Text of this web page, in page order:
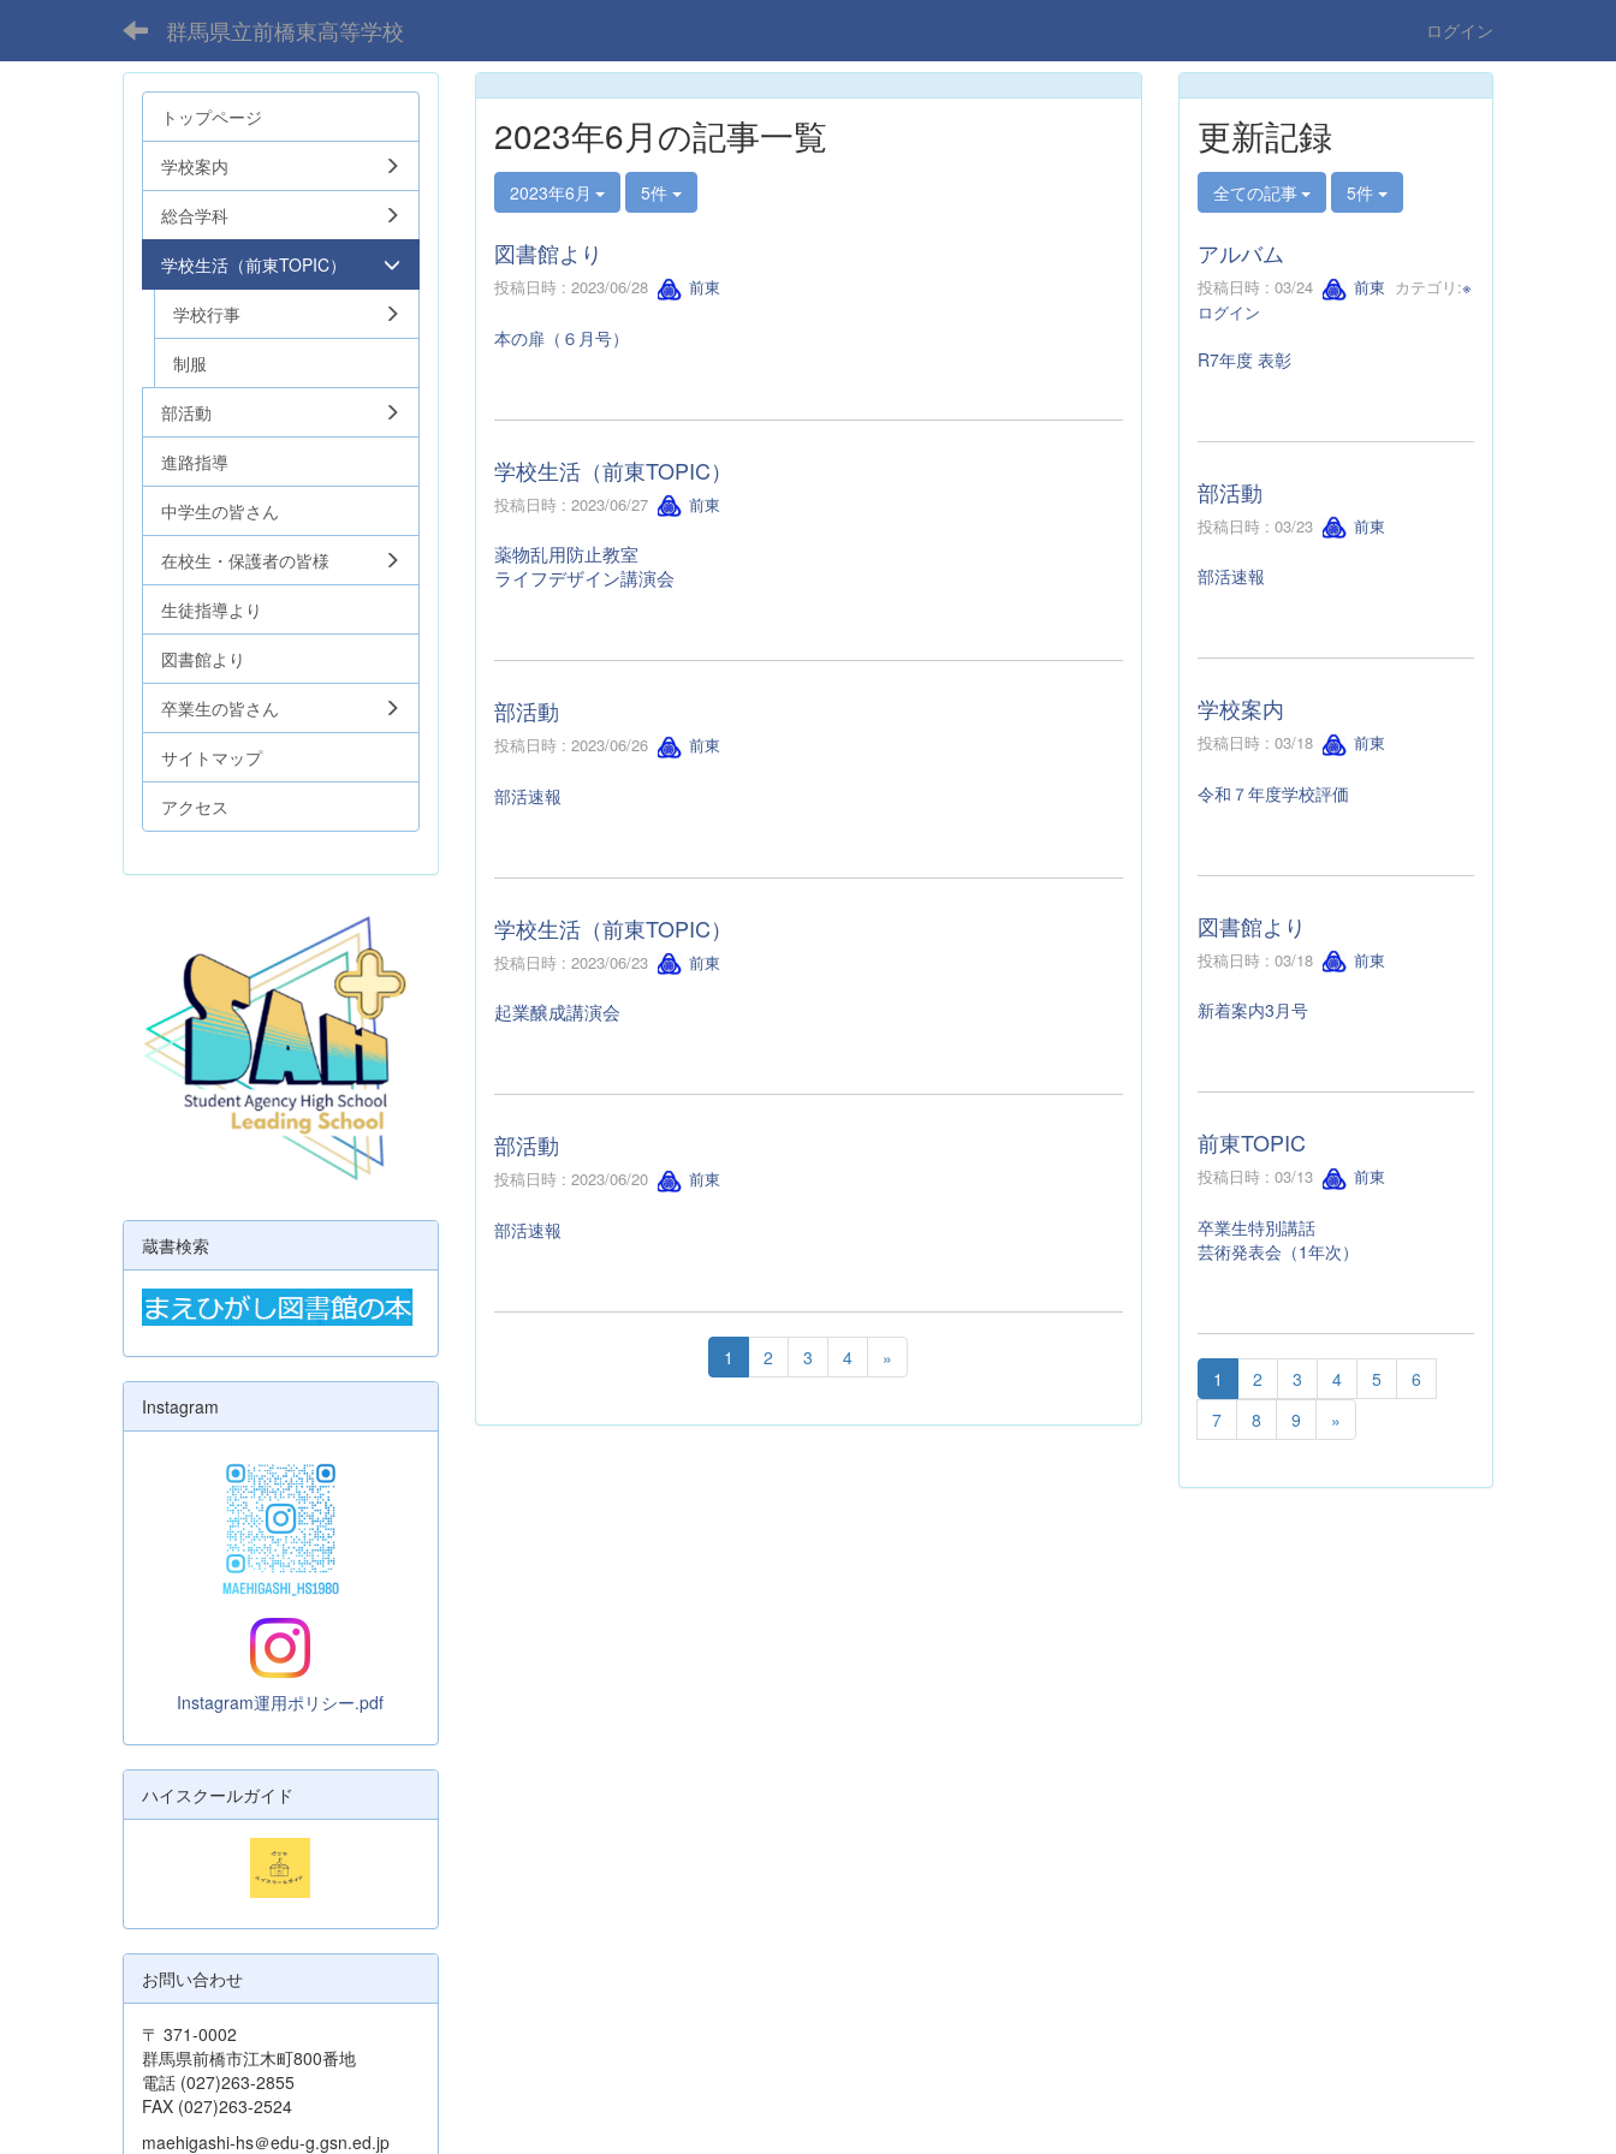
群馬県立前橋東高等学校 ログイン
2023年6月の記事一覧
2023年6月 5件
図書館より
投稿日時 : 2023/06/28 前東
本の扉（６月号）
学校生活（前東TOPIC）
投稿日時 : 2023/06/27 前東
薬物乱用防止教室
ライフデザイン講演会
部活動
投稿日時 : 2023/06/26 前東
部活速報
学校生活（前東TOPIC）
投稿日時 : 2023/06/23 前東
起業醸成講演会
部活動
投稿日時 : 2023/06/20 前東
部活速報
1 2 3 4 »
トップページ
学校案内
総合学科
学校生活（前東TOPIC）
学校行事
制服
部活動
進路指導
中学生の皆さん
在校生・保護者の皆様
生徒指導より
図書館より
卒業生の皆さん
サイトマップ
アクセス
蔵書検索
Instagram
Instagram運用ポリシー.pdf
ハイスクールガイド
お問い合わせ
〒 371-0002
群馬県前橋市江木町800番地
電話 (027)263-2855
FAX (027)263-2524
maehigashi-hs＠edu-g.gsn.ed.jp
更新記録
全ての記事 5件
アルバム
投稿日時 : 03/24 前東 カテゴリ:※
ログイン
R7年度 表彰
部活動
投稿日時 : 03/23 前東
部活速報
学校案内
投稿日時 : 03/18 前東
令和７年度学校評価
図書館より
投稿日時 : 03/18 前東
新着案内3月号
前東TOPIC
投稿日時 : 03/13 前東
卒業生特別講話
芸術発表会（1年次）
1 2 3 4 5
6
7
8 9 »